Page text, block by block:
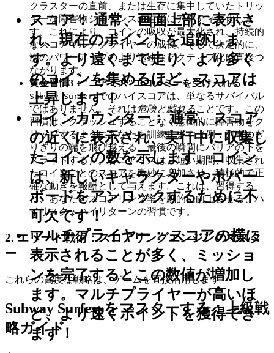
スコア：通常、画面上部に表示さ
れ、現在のポイントを追跡しま
す。より遠くまで走り、より多く
のコインを集めるほど、スコアは
上昇します！
コインカウンター：通常、スコア
の近くに表示され、実行中に収集し
たコインの数を示します。コイン
は、新しいキャラクターやホバー
ボードをアンロックするために不
可欠です！
マルチプライヤー：スコアの横に
表示されることが多く、ミッショ
ンを完了するとこの数値が増加し
ます。マルチプライヤーが高いほ
ど、より速くポイントを獲得でき
ます！
クラスターの直前、または生存に集中していたトリッ
キーな障害物シーケンスの直後にアクティブ化しま
す。これにより、コインの吸収が最大化され、持続的
なスコアマルチプライヤーの成長、そして決定的に、
次のパワーアップのより迅速なアクティブ化に直接つ
ながります。
黄金習慣3："ニアミス"エコノミーを受け入れる -
Subway Surfersでのハイスコアは、単なるサバイバル
ではありません。それは危険と戯れることです。この
習慣は、クラッシュすることなく意図的に障害物をク
リップするようにあなたを訓練します（例：列車のぎ
りぎりの端を飛び越える、最後の瞬間にバリアの下を
スライドする）。各ニアミスは、短い期間、収集され
たコインごとのスコアを微妙に増加させ、積極的で正
確な動きを報酬として与えます。これは、習得する
と、あなたのスコアリング率を劇的に向上させる、ハ
イリスク・ハイリターンの習慣です。
2. エリート戦術：スコアリングエンジンのマスタ
ー
これらの高度な戦略は、ゲームを直接活用します
Subway Surfersをマスターする：上級戦
略ガイド